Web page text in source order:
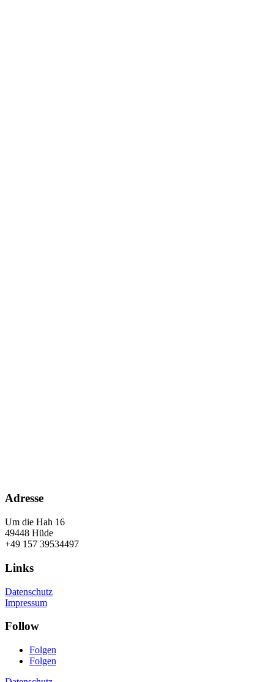
Adresse
Um die Hah 16
49448 Hüde
‭+49 157 39534497‬
Links
Datenschutz
Impressum
Follow
Folgen
Folgen